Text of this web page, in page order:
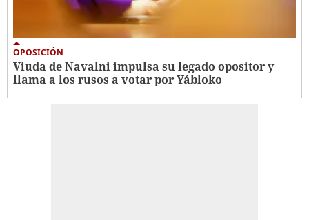
OPOSICIÓN
Viuda de Navalni impulsa su legado opositor y
llama a los rusos a votar por Yábloko